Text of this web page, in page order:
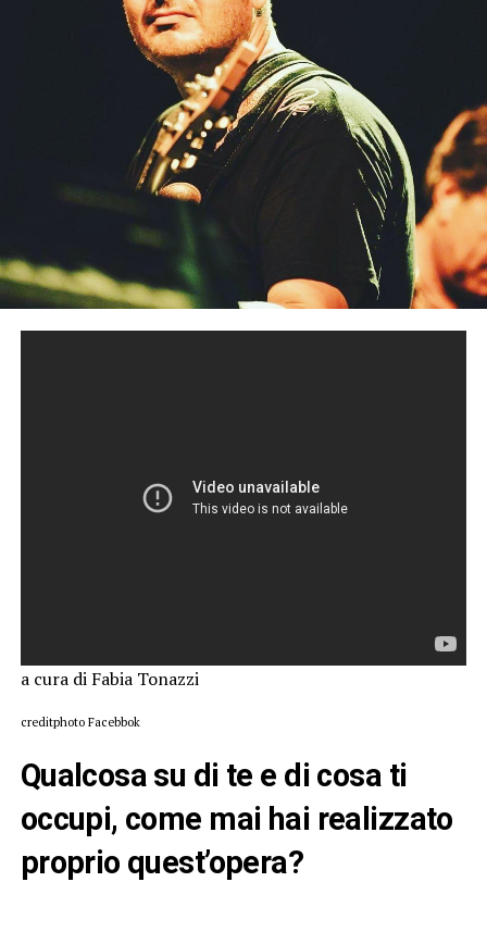
a cura di Fabia Tonazzi
creditphoto Facebbok
Qualcosa su di te e di cosa ti
occupi, come mai hai realizzato
proprio quest’opera?